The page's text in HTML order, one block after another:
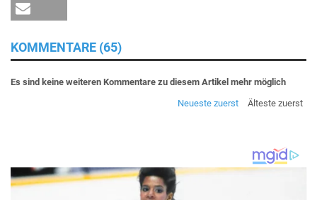
KOMMENTARE (65)
Es sind keine weiteren Kommentare zu diesem Artikel mehr möglich
Neueste zuerst
Älteste zuerst